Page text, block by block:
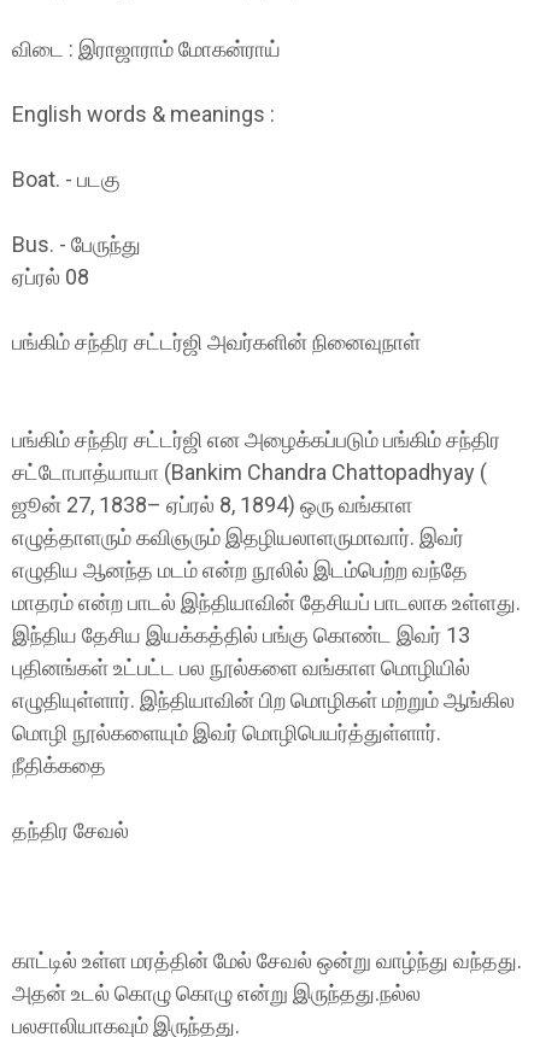
விடை : இராஜாராம் மோகன்ராய்
English words & meanings :
Boat. - படகு
Bus. - பேருந்து
ஏப்ரல் 08
பங்கிம் சந்திர சட்டர்ஜி அவர்களின் நினைவுநாள்
பங்கிம் சந்திர சட்டர்ஜி என அழைக்கப்படும் பங்கிம் சந்திர
சட்டோபாத்யாயா (Bankim Chandra Chattopadhyay (
ஜூன் 27, 1838– ஏப்ரல் 8, 1894) ஒரு வங்காள
எழுத்தாளரும் கவிஞரும் இதழியலாளருமாவார். இவர்
எழுதிய ஆனந்த மடம் என்ற நூலில் இடம்பெற்ற வந்தே
மாதரம் என்ற பாடல் இந்தியாவின் தேசியப் பாடலாக உள்ளது.
இந்திய தேசிய இயக்கத்தில் பங்கு கொண்ட இவர் 13
புதினங்கள் உட்பட்ட பல நூல்களை வங்காள மொழியில்
எழுதியுள்ளார். இந்தியாவின் பிற மொழிகள் மற்றும் ஆங்கில
மொழி நூல்களையும் இவர் மொழிபெயர்த்துள்ளார்.
நீதிக்கதை
தந்திர சேவல்
காட்டில் உள்ள மரத்தின் மேல் சேவல் ஒன்று வாழ்ந்து வந்தது.
அதன் உடல் கொழு கொழு என்று இருந்தது.நல்ல
பலசாலியாகவும் இருந்தது.